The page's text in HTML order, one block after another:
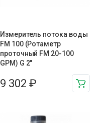
Измеритель потока воды
FM 100 (Ротаметр
проточный FM 20-100
GPM) G 2″
9 302 ₽